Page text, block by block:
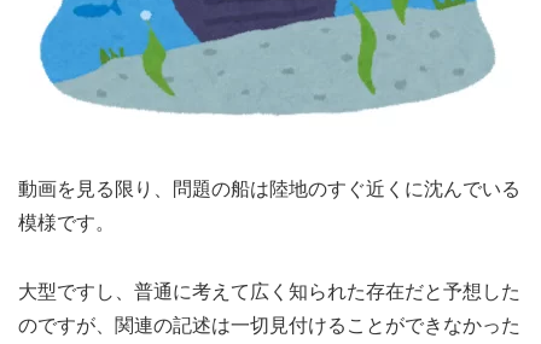
動画を見る限り、問題の船は陸地のすぐ近くに沈んでいる
模様です。
大型ですし、普通に考えて広く知られた存在だと予想した
のですが、関連の記述は一切見付けることができなかった